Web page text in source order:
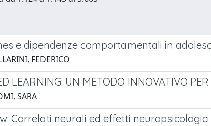
e dipendenze comportamentali in
FEDERICO
LEARNING: UN METODO INNOVATIVO
SARA
Correlati neurali ed effetti